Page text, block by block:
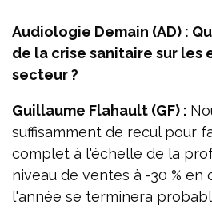
Audiologie Demain (AD) :
de la crise sanitaire sur les
secteur ?
Guillaume Flahault (GF) :
suffisamment de recul pour
complet à l'échelle de la
niveau de ventes à -30 % en
l'année se terminera